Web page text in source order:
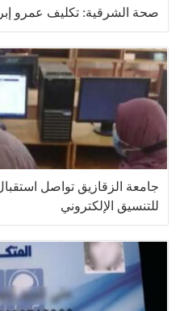
صحة الشرقية: تكليف عمرو
جامعة الزقازيق تواصل
للتنسيق الإلكتروني